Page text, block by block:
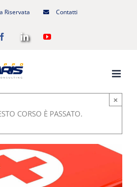
Riservata Contatti
FacebookLinkedInYouTube
CORSO È PASSATO.
×